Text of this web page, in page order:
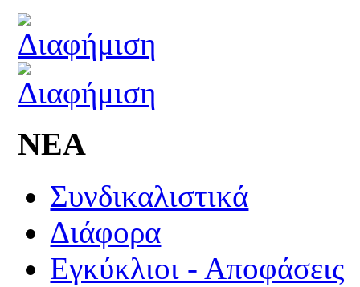
ΝΕΑ
Συνδικαλιστικά
Διάφορα
Εγκύκλιοι - Αποφάσεις